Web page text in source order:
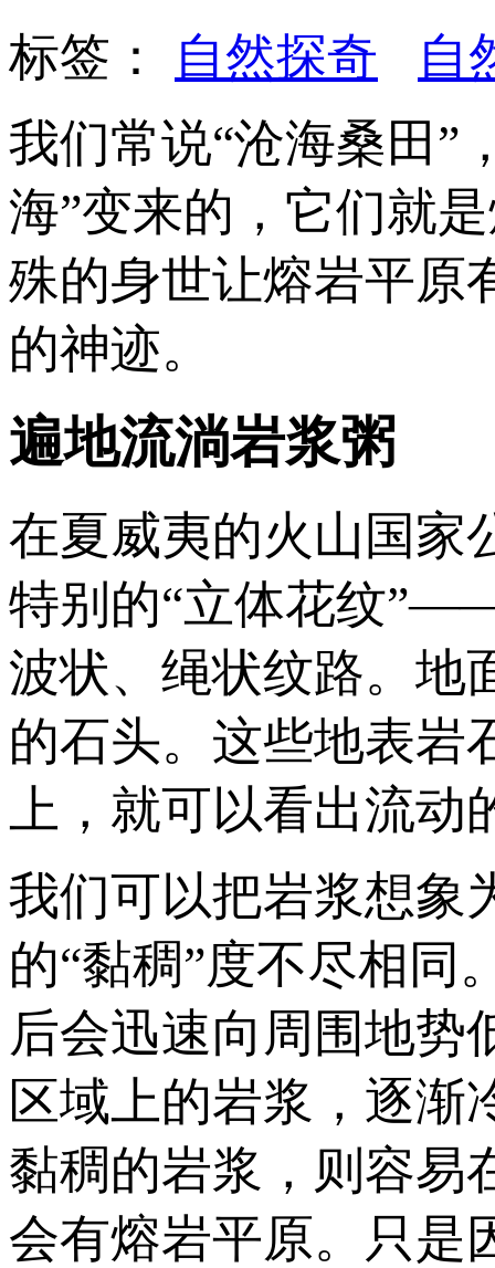
标签：
自然探奇
自
我们常说“沧海桑田”
海”变来的，它们就
殊的身世让熔岩平原
的神迹。
遍地流淌岩浆粥
在夏威夷的火山国家
特别的“立体花纹
波状、绳状纹路。地
的石头。这些地表岩
上，就可以看出流动
我们可以把岩浆想象
的“黏稠”度不尽相同
后会迅速向周围地势
区域上的岩浆，逐渐
黏稠的岩浆，则容易
会有熔岩平原。只是